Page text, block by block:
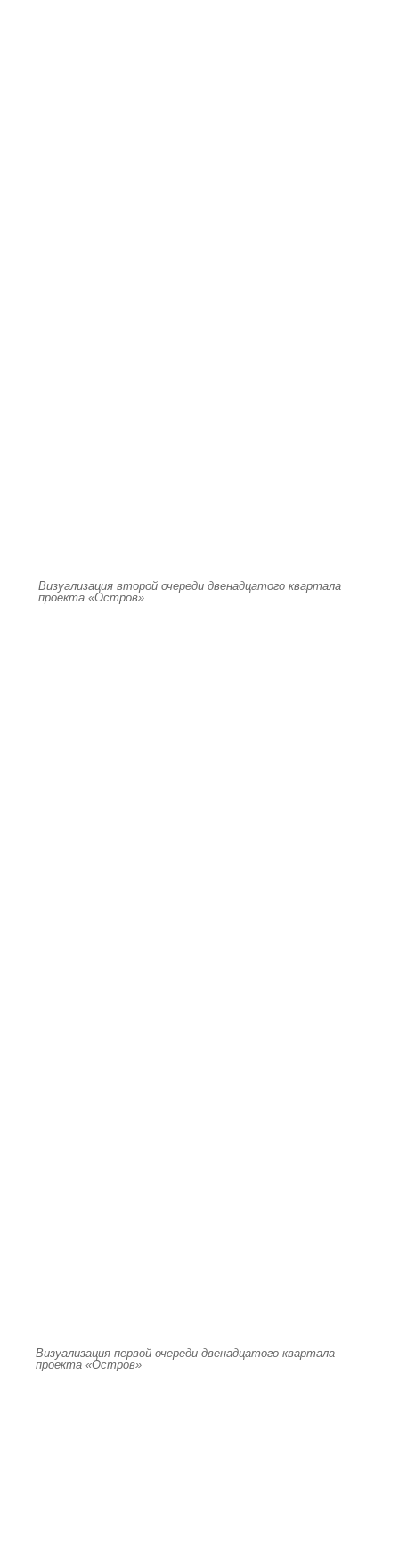
Визуализация второй очереди двенадцатого квартала
проекта «Остров»
Визуализация первой очереди двенадцатого квартала
проекта «Остров»